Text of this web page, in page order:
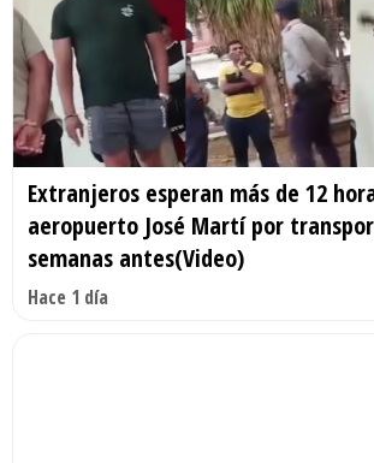
Extranjeros esperan más de 12
aeropuerto José Martí por
semanas antes(Video)
Hace 1 día